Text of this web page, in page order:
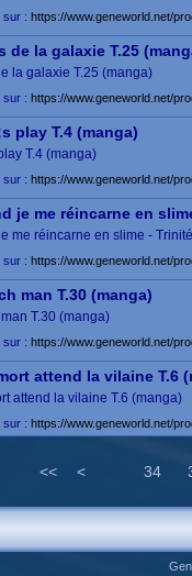
sur : https://www.geneworld.net/
de la galaxie T.25
la galaxie T.25 (manga)
sur : https://www.geneworld.net/
play T.4 (manga)
T.4 (manga)
sur : https://www.geneworld.net/
je me réincarne en
me réincarne en slime -
sur : https://www.geneworld.net/
man T.30 (manga)
T.30 (manga)
sur : https://www.geneworld.net/
attend la vilaine T.6
attend la vilaine T.6 (manga)
sur : https://www.geneworld.net/
<< < 34